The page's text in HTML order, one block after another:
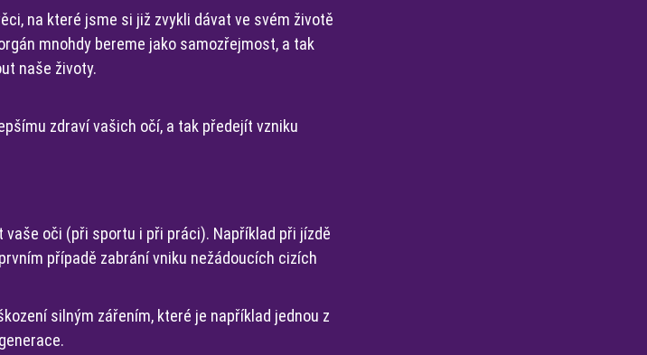
na které jsme si již zvykli dávat ve svém životě
mnohdy bereme jako samozřejmost, a tak
naše životy.
zdraví vašich očí, a tak předejít vzniku
oči (při sportu i při práci). Například při jízdě
případě zabrání vniku nežádoucích cizích
silným zářením, které je například jednou z